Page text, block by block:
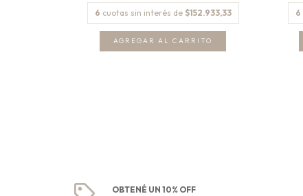
6 cuotas sin interés de $152.933,33 6
OBTENÉ UN 10% OFF